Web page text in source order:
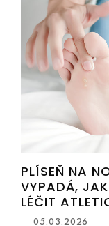
PLÍSEŇ NA
VYPADÁ,
LÉČIT
05.03.2026